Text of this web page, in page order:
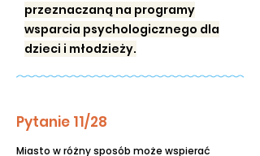
przeznaczaną na programy
wsparcia psychologicznego dla
dzieci i młodzieży.
Pytanie 11/28
Miasto w różny sposób może wspierać